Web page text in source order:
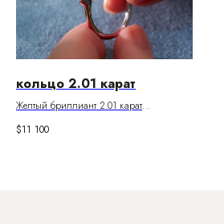
кольцо 2.01 карат
Желтый бриллиант 2.01 карат
Паспорт GIA
$11 100